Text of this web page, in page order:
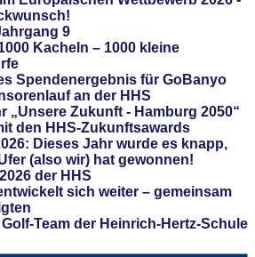
9
Kacheln – 1000 kleine
Spendenergebnis für GoBanyo
an der HHS
„Unsere Zukunft - Hamburg 2050“
den HHS-Zukunftsawards
Dieses Jahr wurde es knapp,
(also wir) hat gewonnen!
der HHS
sich weiter – gemeinsam
Team der Heinrich-Hertz-Schule